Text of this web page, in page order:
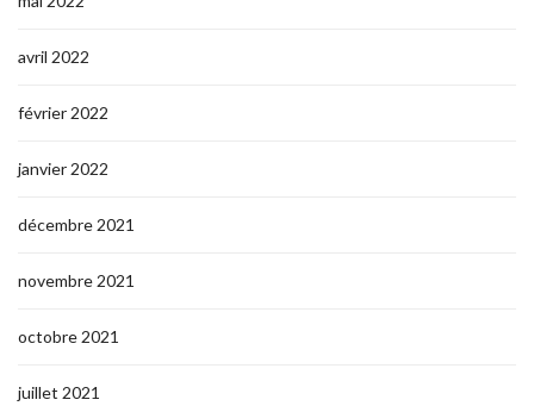
avril 2022
février 2022
janvier 2022
décembre 2021
novembre 2021
octobre 2021
juillet 2021